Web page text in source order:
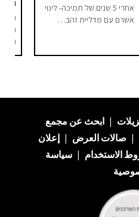
אחרי 5 שנים של תמיכה- לינוי
אשרם עם מדליית זהב…
| ابحث عن مجمع
| صالات العرض | إعلان
الاستخدام | سياسة